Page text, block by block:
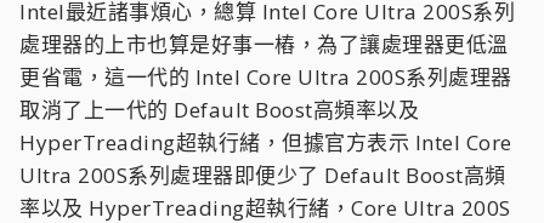
Intel最近諸事煩心，總算 Intel Core Ultra 200S系列
處理器的上市也算是好事一樁，為了讓處理器更低溫
更省電，這一代的 Intel Core Ultra 200S系列處理器
取消了上一代的 Default Boost高頻率以及
HyperTreading超執行緒，但據官方表示 Intel Core
Ultra 200S系列處理器即便少了 Default Boost高頻
率以及 HyperTreading超執行緒，Core Ultra 200S